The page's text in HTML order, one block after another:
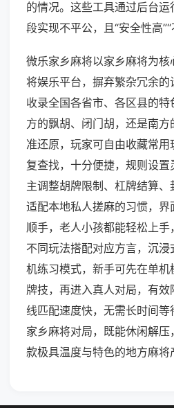
的情况。这些工具通过后台
段实现不平公，且“安全性高”“
微乐家乡麻将以家乡麻将为
将娱乐平台，摒弃繁杂冗余的
收录全国各省市、各区县的
方的飘胡、闭门胡，还是南
准还原，玩家可自由收藏常
复查找，十分便捷，规则设
主调整胡牌限制、杠牌结算
适配本地私人搓麻的习惯，
顺手，老人小孩都能轻松上手
不同玩法搭配对应方言，沉
机练习模式，新手可先在单
牌技，再进入真人对局，有
线匹配速度快，无需长时间
家乡麻将对局，既能休闲解
款极具温度与特色的地方麻将